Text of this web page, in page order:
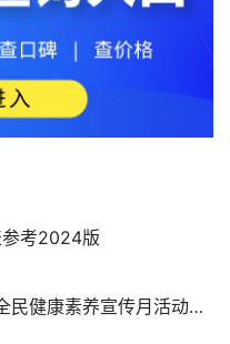
考2024版
泰山区文化路小学开展儿童青少年健康义诊